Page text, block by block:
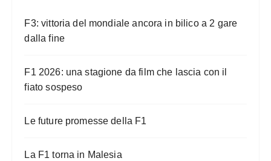
F3: vittoria del mondiale ancora in bilico a 2 gare
dalla fine
F1 2026: una stagione da film che lascia con il
fiato sospeso
Le future promesse della F1
La F1 torna in Malesia